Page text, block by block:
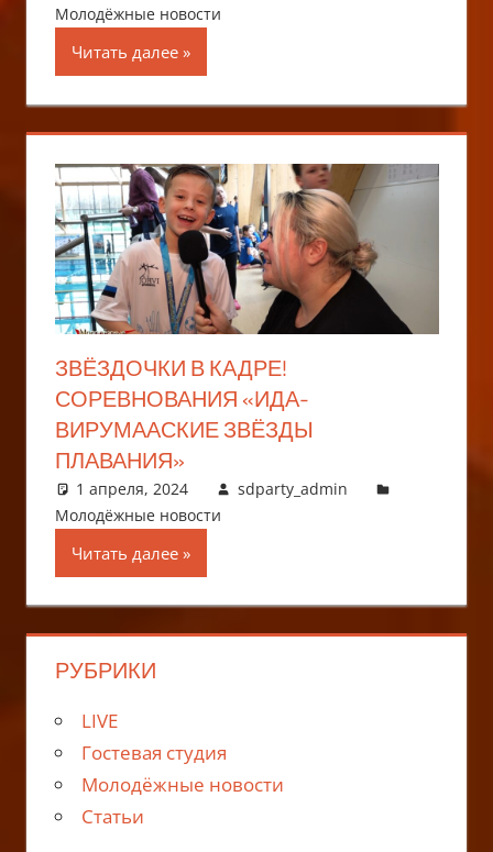
Молодёжные новости
Читать далее
ЗВЁЗДОЧКИ В КАДРЕ!
СОРЕВНОВАНИЯ «ИДА-
ВИРУМААСКИЕ ЗВЁЗДЫ
ПЛАВАНИЯ»
1 апреля, 2024
sdparty_admin
Молодёжные новости
Читать далее
РУБРИКИ
LIVE
Гостевая студия
Молодёжные новости
Статьи